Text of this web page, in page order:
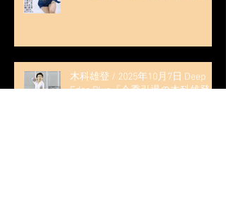
木科雄登 / 2025年10月7日 Deep
Edge Plus『今季引退の木科雄登、